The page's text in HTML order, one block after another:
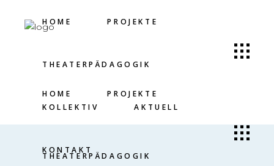
HOME PROJEKTE
THEATERPÄDAGOGIK
HOME PROJEKTE
THEATERPÄDAGOGIK
KOLLEKTIV AKTUELL
KONTAKT